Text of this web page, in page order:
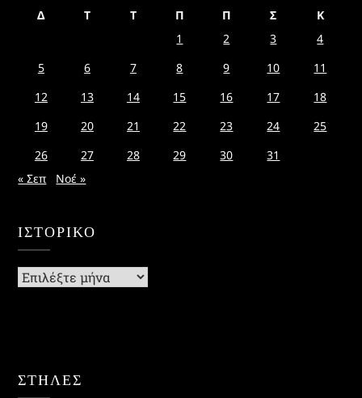
Δ Τ Τ Π Π Σ
Κ
1
2 3
4
5
6 7 8 9 10
11
12
13 14 15 16 17
18
19
20 21 22 23 24
25
26
27 28 29 30
31
« Σεπ
Νοέ »
ΙΣΤΟΡΙΚΌ
Ιστορικό
ΣΤΗΛΕΣ